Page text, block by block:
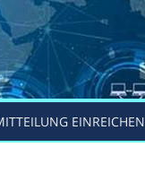
EINREICHEN